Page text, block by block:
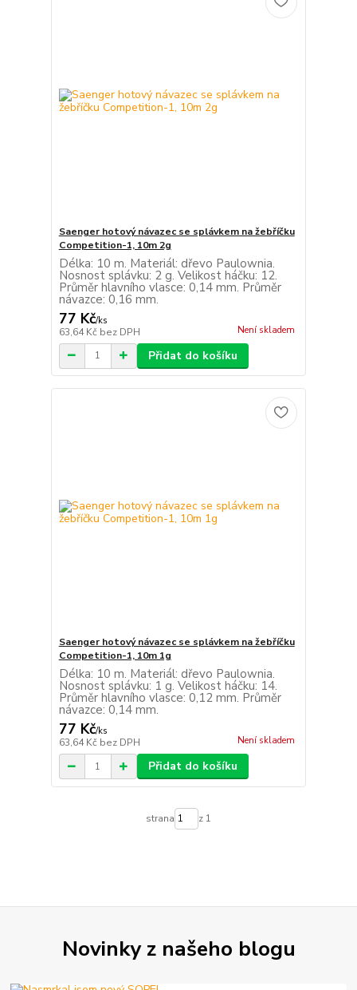
Saenger hotový návazec se splávkem na žebříčku
Competition-1, 10m 2g
Délka: 10 m. Materiál: dřevo Paulownia.
Nosnost splávku: 2 g. Velikost háčku: 12.
Průměr hlavního vlasce: 0,14 mm. Průměr
návazce: 0,16 mm.
77 Kč/ks
63,64 Kč bez DPH Není skladem
Přidat do košíku
Saenger hotový návazec se splávkem na žebříčku
Competition-1, 10m 1g
Délka: 10 m. Materiál: dřevo Paulownia.
Nosnost splávku: 1 g. Velikost háčku: 14.
Průměr hlavního vlasce: 0,12 mm. Průměr
návazce: 0,14 mm.
77 Kč/ks
63,64 Kč bez DPH Není skladem
Přidat do košíku
strana z 1
Novinky z našeho blogu